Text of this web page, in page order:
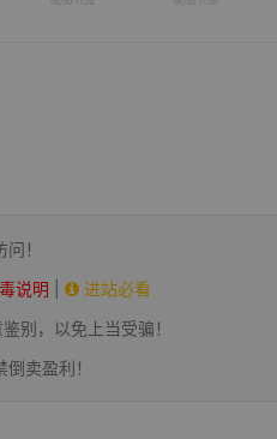
！
说明
进站必看
别，以免上当受骗！
卖盈利！